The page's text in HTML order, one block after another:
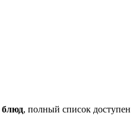
, полный список